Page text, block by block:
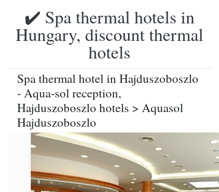
✔️ Spa thermal hotels in
Hungary, discount thermal
hotels
Spa thermal hotel in Hajduszoboszlo
- Aqua-sol reception,
Hajduszoboszlo hotels > Aquasol
Hajduszoboszlo